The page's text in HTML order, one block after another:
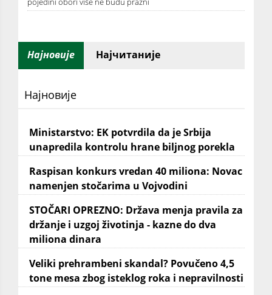
Најновије Најчитаније
Најновије
Ministarstvo: EK potvrdila da je Srbija
unapredila kontrolu hrane biljnog porekla
Raspisan konkurs vredan 40 miliona: Novac
namenjen stočarima u Vojvodini
STOČARI OPREZNO: Država menja pravila za
držanje i uzgoj životinja - kazne do dva
miliona dinara
Veliki prehrambeni skandal? Povučeno 4,5
tone mesa zbog isteklog roka i nepravilnosti